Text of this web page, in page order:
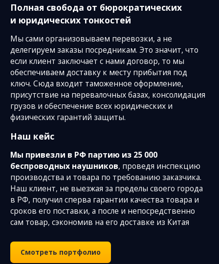
Полная свобода от бюрократических
и юридических тонкостей
Мы сами организовываем перевозки, а не
делегируем заказы посредникам. Это значит, что
если клиент заключает с нами договор, то мы
обеспечиваем доставку к месту прибытия под
ключ. Сюда входит таможенное оформление,
присутствие на перевалочных базах, консолидация
грузов и обеспечение всех юридических и
физических гарантий защиты.
Наш кейс
Мы привезли в РФ партию из 25 000
беспроводных наушников, проведя инспекцию
производства и товара по требованию заказчика.
Наш клиент, не выезжая за пределы своего города
в РФ, получил сперва гарантии качества товара и
сроков его поставки, а после и непосредственно
сам товар, сэкономив на его доставке из Китая
Смотреть портфолио